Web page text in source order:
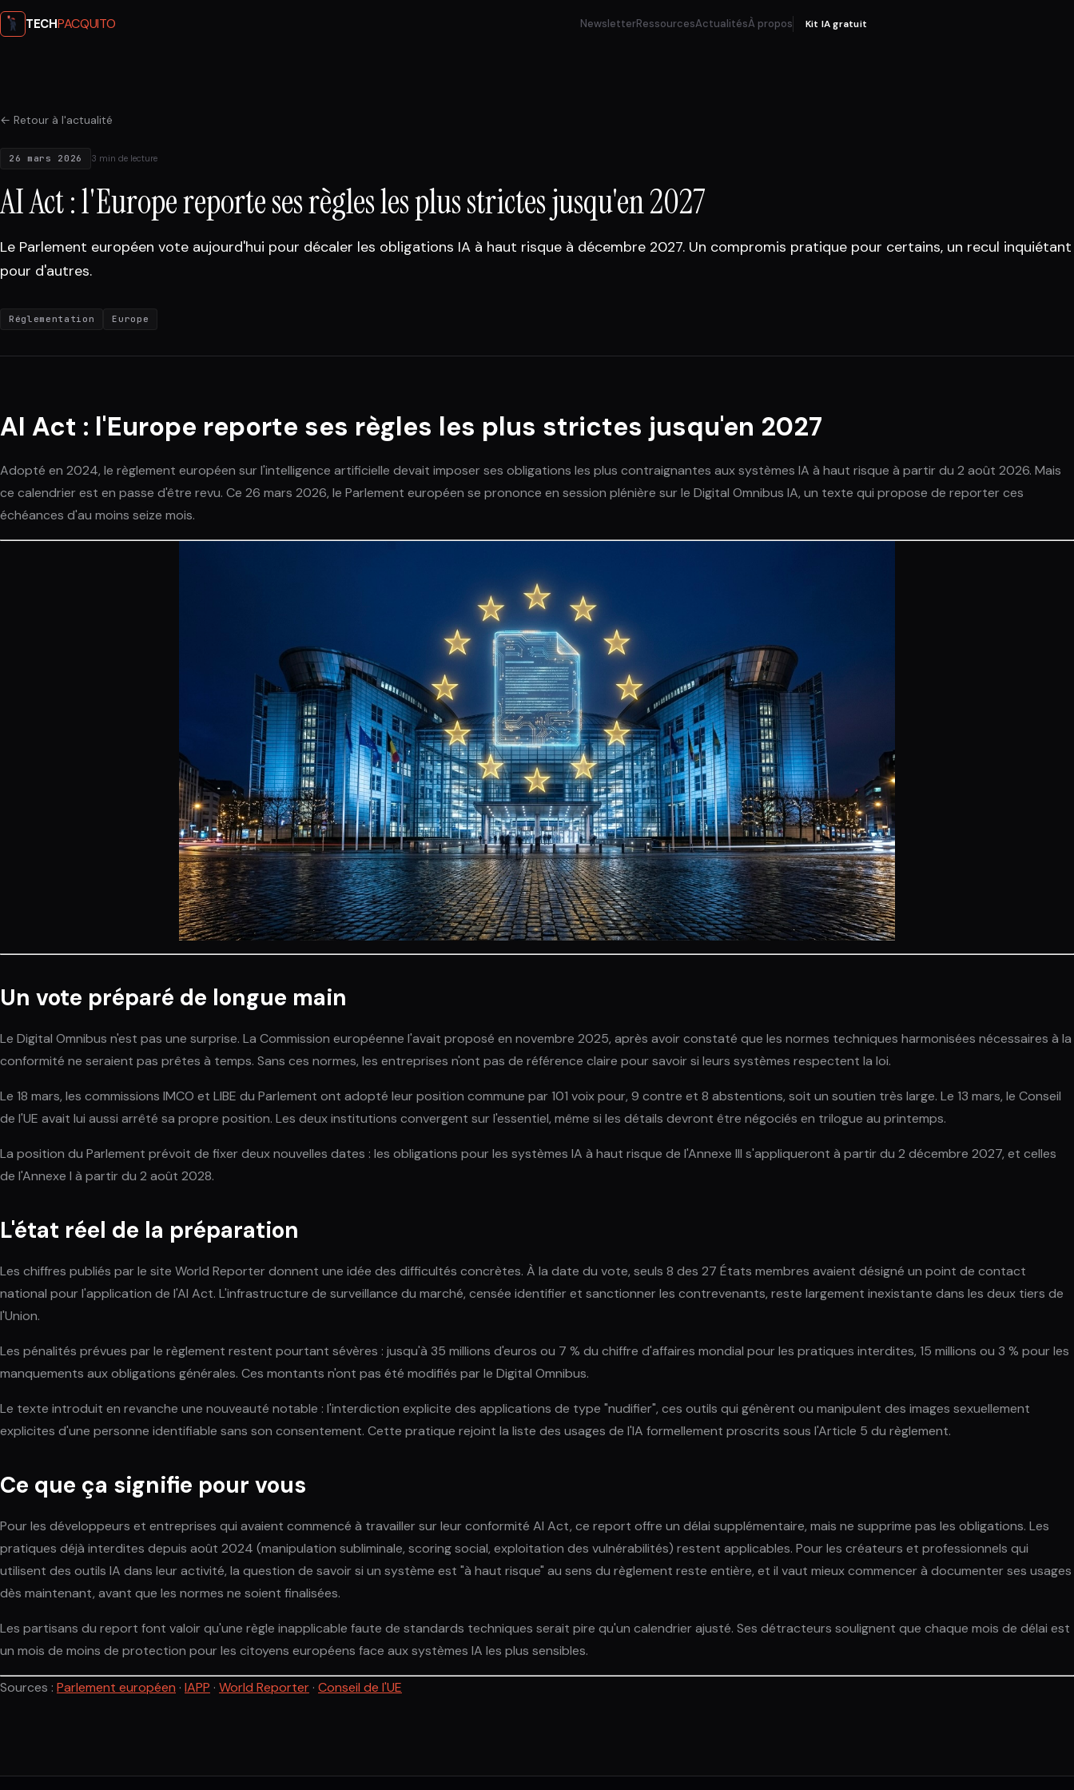
TECHPACQUITO NewsletterRessourcesActualitésÀ propos Kit IA gratuit
← Retour à l'actualité
26 mars 2026 3 min de lecture
AI Act : l'Europe reporte ses règles les plus strictes jusqu'en 2027
Le Parlement européen vote aujourd'hui pour décaler les obligations IA à haut risque à décembre 2027. Un compromis pratique pour certains, un recul inquiétant
pour d'autres.
Réglementation Europe
AI Act : l'Europe reporte ses règles les plus strictes jusqu'en 2027
Adopté en 2024, le règlement européen sur l'intelligence artificielle devait imposer ses obligations les plus contraignantes aux systèmes IA à haut risque à partir du 2 août 2026. Mais
ce calendrier est en passe d'être revu. Ce 26 mars 2026, le Parlement européen se prononce en session plénière sur le Digital Omnibus IA, un texte qui propose de reporter ces
échéances d'au moins seize mois.
Un vote préparé de longue main
Le Digital Omnibus n'est pas une surprise. La Commission européenne l'avait proposé en novembre 2025, après avoir constaté que les normes techniques harmonisées nécessaires à la
conformité ne seraient pas prêtes à temps. Sans ces normes, les entreprises n'ont pas de référence claire pour savoir si leurs systèmes respectent la loi.
Le 18 mars, les commissions IMCO et LIBE du Parlement ont adopté leur position commune par 101 voix pour, 9 contre et 8 abstentions, soit un soutien très large. Le 13 mars, le Conseil
de l'UE avait lui aussi arrêté sa propre position. Les deux institutions convergent sur l'essentiel, même si les détails devront être négociés en trilogue au printemps.
La position du Parlement prévoit de fixer deux nouvelles dates : les obligations pour les systèmes IA à haut risque de l'Annexe III s'appliqueront à partir du 2 décembre 2027, et celles
de l'Annexe I à partir du 2 août 2028.
L'état réel de la préparation
Les chiffres publiés par le site World Reporter donnent une idée des difficultés concrètes. À la date du vote, seuls 8 des 27 États membres avaient désigné un point de contact
national pour l'application de l'AI Act. L'infrastructure de surveillance du marché, censée identifier et sanctionner les contrevenants, reste largement inexistante dans les deux tiers de
l'Union.
Les pénalités prévues par le règlement restent pourtant sévères : jusqu'à 35 millions d'euros ou 7 % du chiffre d'affaires mondial pour les pratiques interdites, 15 millions ou 3 % pour les
manquements aux obligations générales. Ces montants n'ont pas été modifiés par le Digital Omnibus.
Le texte introduit en revanche une nouveauté notable : l'interdiction explicite des applications de type "nudifier", ces outils qui génèrent ou manipulent des images sexuellement
explicites d'une personne identifiable sans son consentement. Cette pratique rejoint la liste des usages de l'IA formellement proscrits sous l'Article 5 du règlement.
Ce que ça signifie pour vous
Pour les développeurs et entreprises qui avaient commencé à travailler sur leur conformité AI Act, ce report offre un délai supplémentaire, mais ne supprime pas les obligations. Les
pratiques déjà interdites depuis août 2024 (manipulation subliminale, scoring social, exploitation des vulnérabilités) restent applicables. Pour les créateurs et professionnels qui
utilisent des outils IA dans leur activité, la question de savoir si un système est "à haut risque" au sens du règlement reste entière, et il vaut mieux commencer à documenter ses usages
dès maintenant, avant que les normes ne soient finalisées.
Les partisans du report font valoir qu'une règle inapplicable faute de standards techniques serait pire qu'un calendrier ajusté. Ses détracteurs soulignent que chaque mois de délai est
un mois de moins de protection pour les citoyens européens face aux systèmes IA les plus sensibles.
Sources : Parlement européen · IAPP · World Reporter · Conseil de l'UE